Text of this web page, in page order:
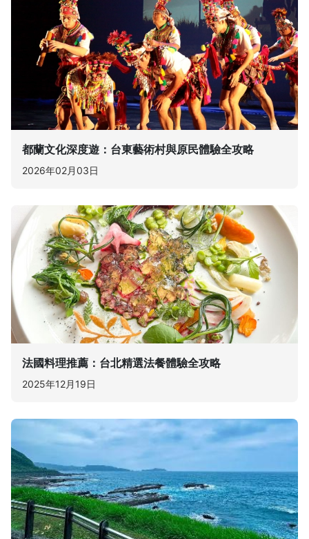
都蘭文化深度遊：台東藝術村與原民體驗全攻略
2026年02月03日
法國料理推薦：台北精選法餐體驗全攻略
2025年12月19日